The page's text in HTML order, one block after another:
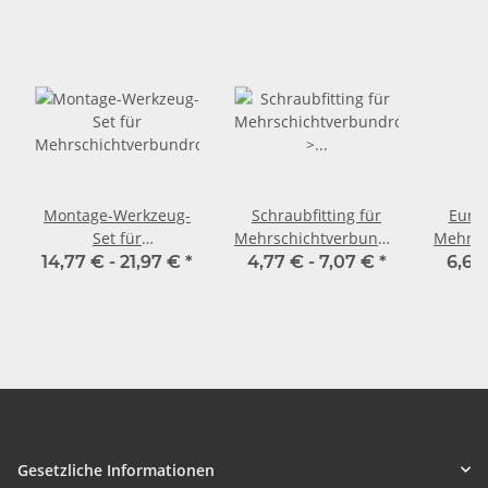
Montage-Werkzeug-
Set für
Mehrschichtverbundrohr
14,77 € - 21,97 € *
Schraubfitting für
Mehrschichtverbundrohr
> Wandwinkel 90 Grad
4,77 € - 7,07 € *
Gesetzliche Informationen